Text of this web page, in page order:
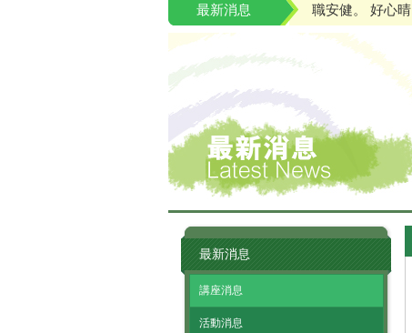
最新消息 職安健。 好心晴
最新消息
講座消息
活動消息